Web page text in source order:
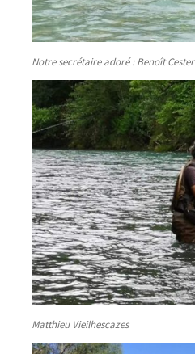
Notre secrétaire adoré : Benoît Cester
Matthieu Vieilhescazes